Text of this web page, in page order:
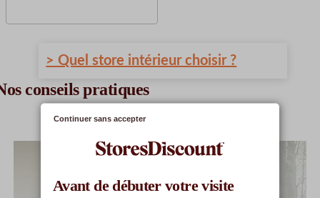
conseils pratiques
> Quel store intérieur choisir ?
Avant de débuter votre visite
Continuer sans accepter